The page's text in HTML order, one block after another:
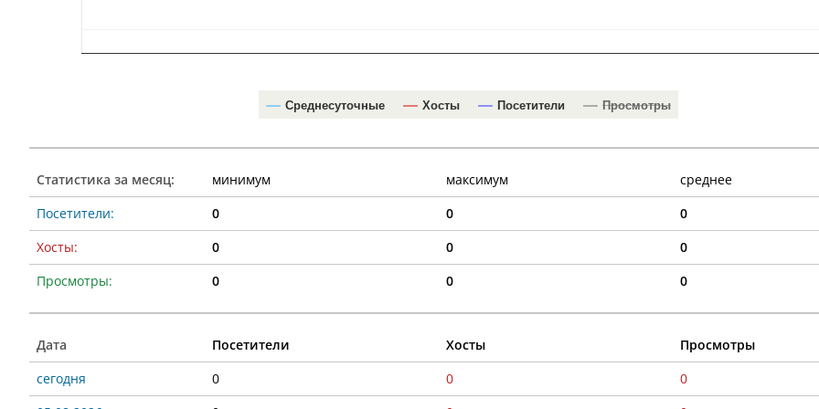
Среднесуточные Хосты Посетители Просмотры
Статистика за месяц: минимум максимум
среднее
Посетители:
0 0
0
Хосты:
0 0
0
Просмотры:
0 0 0
Дата Посетители Хосты
Просмотры
сегодня
0 0
0